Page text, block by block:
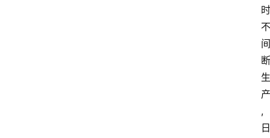
时
不
间
断
生
产
,
日